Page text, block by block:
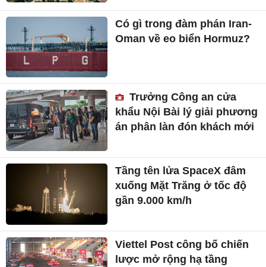
Có gì trong đàm phán Iran-
Oman về eo biển Hormuz?
Trưởng Công an cửa
khẩu Nội Bài lý giải phương
án phân làn đón khách mới
Tầng tên lửa SpaceX đâm
xuống Mặt Trăng ở tốc độ
gần 9.000 km/h
Viettel Post công bố chiến
lược mở rộng hạ tầng